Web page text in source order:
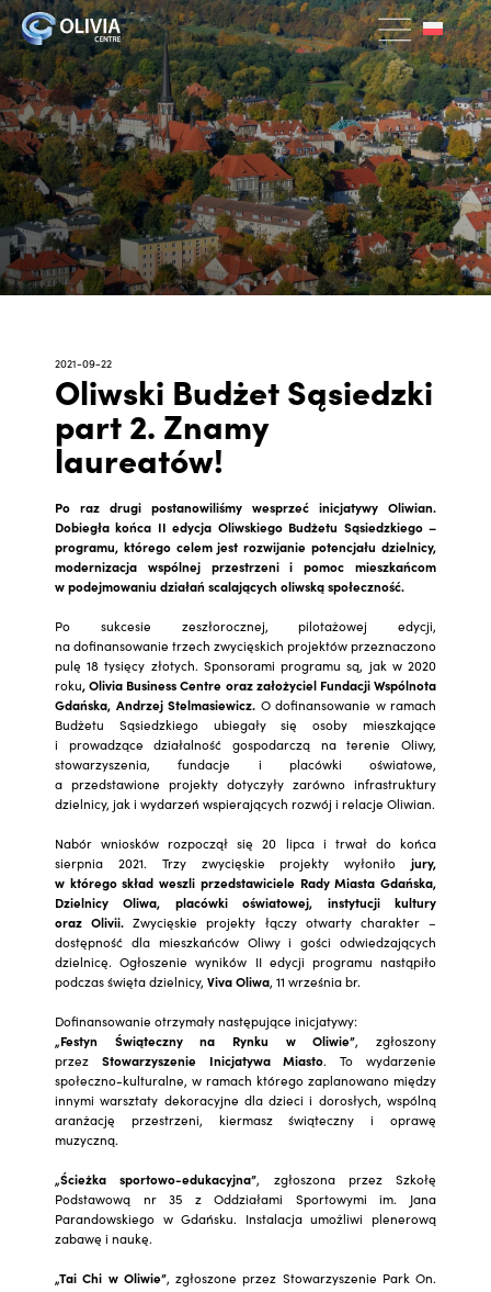
2021-09-22
Oliwski Budżet Sąsiedzki
part 2. Znamy
laureatów!
Po raz drugi postanowiliśmy wesprzeć inicjatywy Oliwian.
Dobiegła końca II edycja Oliwskiego Budżetu Sąsiedzkiego –
programu, którego celem jest rozwijanie potencjału dzielnicy,
modernizacja wspólnej przestrzeni i pomoc mieszkańcom
w podejmowaniu działań scalających oliwską społeczność.
Po sukcesie zeszłorocznej, pilotażowej edycji,
na dofinansowanie trzech zwycięskich projektów przeznaczono
pulę 18 tysięcy złotych. Sponsorami programu są, jak w 2020
roku, Olivia Business Centre oraz założyciel Fundacji Wspólnota
Gdańska, Andrzej Stelmasiewicz. O dofinansowanie w ramach
Budżetu Sąsiedzkiego ubiegały się osoby mieszkające
i prowadzące działalność gospodarczą na terenie Oliwy,
stowarzyszenia, fundacje i placówki oświatowe,
a przedstawione projekty dotyczyły zarówno infrastruktury
dzielnicy, jak i wydarzeń wspierających rozwój i relacje Oliwian.
Nabór wniosków rozpoczął się 20 lipca i trwał do końca
sierpnia 2021. Trzy zwycięskie projekty wyłoniło jury,
w którego skład weszli przedstawiciele Rady Miasta Gdańska,
Dzielnicy Oliwa, placówki oświatowej, instytucji kultury
oraz Olivii. Zwycięskie projekty łączy otwarty charakter –
dostępność dla mieszkańców Oliwy i gości odwiedzających
dzielnicę. Ogłoszenie wyników II edycji programu nastąpiło
podczas święta dzielnicy, Viva Oliwa, 11 września br.
Dofinansowanie otrzymały następujące inicjatywy:
„Festyn Świąteczny na Rynku w Oliwie”, zgłoszony
przez Stowarzyszenie Inicjatywa Miasto. To wydarzenie
społeczno-kulturalne, w ramach którego zaplanowano między
innymi warsztaty dekoracyjne dla dzieci i dorosłych, wspólną
aranżację przestrzeni, kiermasz świąteczny i oprawę
muzyczną.
„Ścieżka sportowo-edukacyjna”, zgłoszona przez Szkołę
Podstawową nr 35 z Oddziałami Sportowymi im. Jana
Parandowskiego w Gdańsku. Instalacja umożliwi plenerową
zabawę i naukę.
„Tai Chi w Oliwie”, zgłoszone przez Stowarzyszenie Park On.